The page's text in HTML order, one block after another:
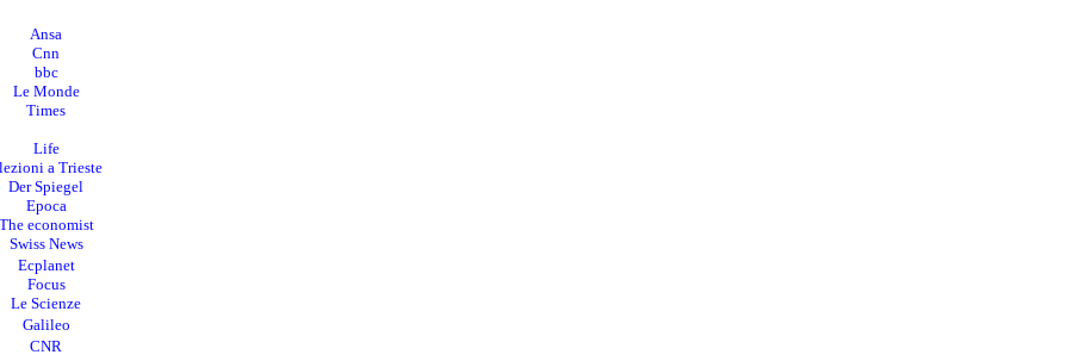
Ansa
Cnn
bbc
Le Monde
Times
Life
a Trieste
Der Spiegel
Epoca
economist
Swiss News
Ecplanet
Focus
Le Scienze
Galileo
CNR